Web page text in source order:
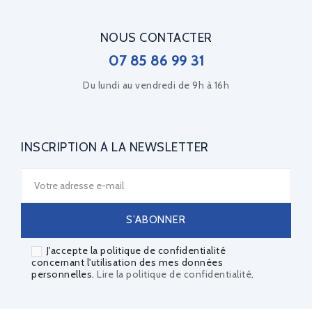
NOUS CONTACTER
07 85 86 99 31
Du lundi au vendredi de 9h à 16h
INSCRIPTION À LA NEWSLETTER
J'accepte la politique de confidentialité
concernant l'utilisation des mes données
personnelles. Lire la politique de confidentialité.